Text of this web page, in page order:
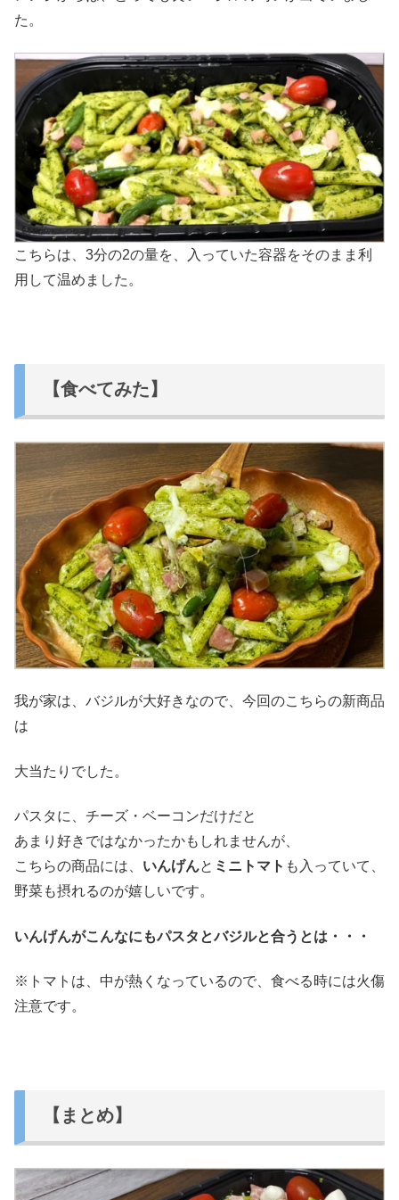
た。
こちらは、3分の2の量を、入っていた容器をそのまま利
用して温めました。
【食べてみた】
我が家は、バジルが大好きなので、今回のこちらの新商品
は
大当たりでした。
パスタに、チーズ・ベーコンだけだと
あまり好きではなかったかもしれませんが、
こちらの商品には、 いんげんと ミニトマト も入っていて、
野菜も摂れるのが嬉しいです。
いんげんがこんなにもパスタとバジルと合うとは・・・
※トマトは、中が熱くなっているので、食べる時には火傷
注意です。
【まとめ】